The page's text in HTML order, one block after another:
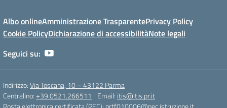
Albo onlineAmministrazione TrasparentePrivacy Policy
Cookie PolicyDichiarazione di accessibilitàNote legali
Seguici su:
Indirizzo:Via Toscana, 10 – 43122 Parma
Centralino:+39.0521.266511 Email: itis@itis.pr.it